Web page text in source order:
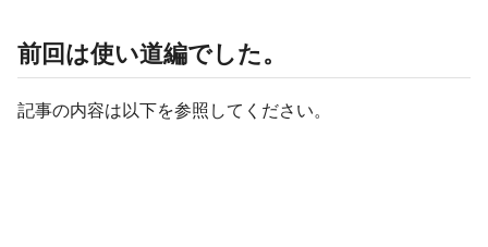
前回は使い道編でした。
記事の内容は以下を参照してください。